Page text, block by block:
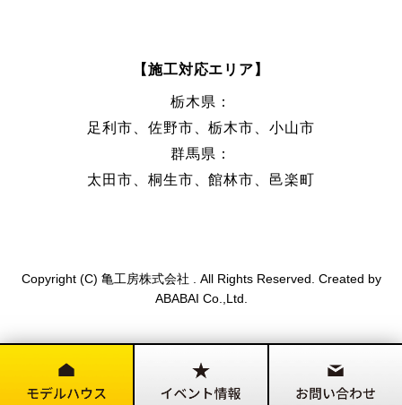
【施工対応エリア】
栃木県：
足利市、佐野市、栃木市、小山市
群馬県：
太田市、桐生市、館林市、邑楽町
Copyright (C) 亀工房株式会社 . All Rights Reserved. Created by
ABABAI Co.,Ltd.